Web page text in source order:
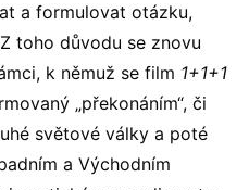
a formulovat otázku,
toho důvodu se znovu
k němuž se film 1+1+1
„překonáním“, či
světové války a poté
a Východním